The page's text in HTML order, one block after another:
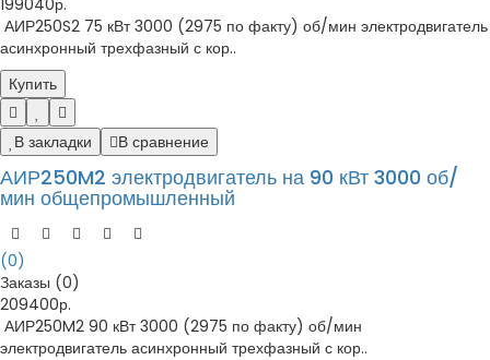
199040р.
АИР250S2 75 кВт 3000 (2975 по факту) об/мин электродвигатель
асинхронный трехфазный с кор..
Купить
В закладки В сравнение
АИР250M2 электродвигатель на 90 кВт 3000 об/
мин общепромышленный
(0)
Заказы (0)
209400р.
АИР250M2 90 кВт 3000 (2975 по факту) об/мин
электродвигатель асинхронный трехфазный с кор..